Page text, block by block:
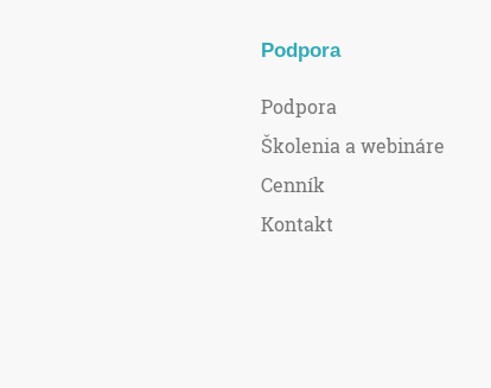
Podpora
Podpora
Školenia a webináre
Cenník
Kontakt